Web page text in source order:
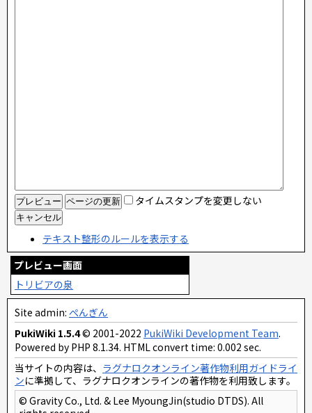
タイムスタンプを変更しない
テキスト整形のルールを表示する
プレビュー画面
トリビアの泉
Site admin: ぺんぎん
PukiWiki 1.5.4© 2001-2022 PukiWiki Development Team.
Powered by PHP 8.1.34. HTML convert time: 0.002 sec.
当サイトの内容は、 ラグナロクオンライン著作物利用ガイドライ
ンに準拠して、ラグナロクオンラインの著作物を利用致します。
© Gravity Co., Ltd. & Lee MyoungJin(studio DTDS). All